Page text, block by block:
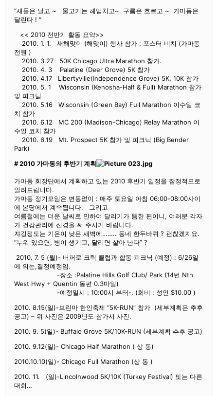
“새들은 날고 ~ 물고기는 헤엄치고~ 구름은 흐르고 ~ 가마동은
달린다 ! “
<< 2010 전반기 활동 요약>>
2010. 1. 1. 새해맞이 (해맞이) 행사 참가 : 포스터 비치 (가마동
전원 )
2010. 3.27 50K Chicago Ultra Marathon 참가.
2010. 4. 3 Palatine (Deer Grove) 5K 참가
2010. 4.17 Libertyville(Independence Grove) 5K, 10K 참가
2010. 5. 1 Wisconsin (Kenosha-Half & Full) Marathon 참가
및 피크닠
2010. 5.16 Wisconsin (Green Bay) Full Marathon 이수일 코
치 참가
2010. 6.12 MC 200 (Madison-Chicago) Relay Marathon 이
수일 코치 참가
2010. 6.19 Mt. Prospect 5K 참가 및 피크닉 (Big Bender
Park)
# 2010 가마동의 후반기 계획
가마동 회장단에서 계획하고 있는 2010 후반기 일정을 잠정적으로
알려드립니다.
가마동 정기모임은 변동없이 : 매주 토요일 아침 06:00-08:00사이
에 본당에서 계속됩니다. 그리고
여름철에는 더운 날씨로 인하여 달리기가 뜸한 편이니, 여러분 각자
가 건강관리에 신경을 써 주시기 바랍니다.
쟈깅정도는 기온이 낮은 새벽에…….. 동네 한두바퀴 ? 괜찮겠지요.
“누워 있으면, 병이 생기고, 달리면 살아 난다” ?
2010. 7. 5 (월)- 버퍼로 크릭 클럽과 합동 피크닉 (예정) : 6/26일
에 의논,결정예정임.
-장소 :Palatine Hills Golf Club/ Park (14번 Nth
West Hwy + Quentin 동편 0.3마일)
-예정일시 : 10:00시 부터-. (회비 : 성인 $10.00 )
2010. 8.15(일)-브린마 한인축제 “5K-RUN” 참가 (세부계획은 추후
공고) – 위 사진은 2009년도 참가시 사진.
2010. 9. 5(일)- Buffalo Grove 5K/10K-RUN (세부계획 추후 공고)
2010. 9.12(일)- Chicago Half Marathon ( 상 동)
2010.10.10(일)- Chicago Full Marathon (상 동 )
2010. 11. (일)-Lincolnwood 5K/10K (Turkey Festival) 또는 다른
대회…